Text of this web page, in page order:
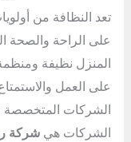
تعد النظافة من
على الراحة والصحة
المنزل نظيفة
على العمل
الشركات المتخصصة
الشركات هي شركة